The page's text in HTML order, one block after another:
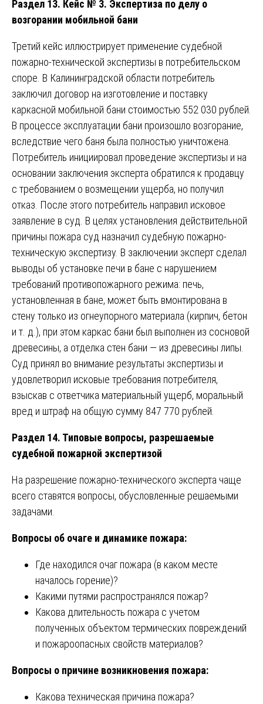
Раздел 13. Кейс № 3. Экспертиза по делу о
возгорании мобильной бани
Третий кейс иллюстрирует применение судебной
пожарно-технической экспертизы в потребительском
споре. В Калининградской области потребитель
заключил договор на изготовление и поставку
каркасной мобильной бани стоимостью 552 030 рублей.
В процессе эксплуатации бани произошло возгорание,
вследствие чего баня была полностью уничтожена.
Потребитель инициировал проведение экспертизы и на
основании заключения эксперта обратился к продавцу
с требованием о возмещении ущерба, но получил
отказ. После этого потребитель направил исковое
заявление в суд. В целях установления действительной
причины пожара суд назначил судебную пожарно-
техническую экспертизу. В заключении эксперт сделал
выводы об установке печи в бане с нарушением
требований противопожарного режима: печь,
установленная в бане, может быть вмонтирована в
стену только из огнеупорного материала (кирпич, бетон
и т. д.), при этом каркас бани был выполнен из сосновой
древесины, а отделка стен бани — из древесины липы.
Суд принял во внимание результаты экспертизы и
удовлетворил исковые требования потребителя,
взыскав с ответчика материальный ущерб, моральный
вред и штраф на общую сумму 847 770 рублей.
Раздел 14. Типовые вопросы, разрешаемые
судебной пожарной экспертизой
На разрешение пожарно-технического эксперта чаще
всего ставятся вопросы, обусловленные решаемыми
задачами.
Вопросы об очаге и динамике пожара:
Где находился очаг пожара (в каком месте
началось горение)?
Какими путями распространялся пожар?
Какова длительность пожара с учетом
полученных объектом термических повреждений
и пожароопасных свойств материалов?
Вопросы о причине возникновения пожара:
Какова техническая причина пожара?